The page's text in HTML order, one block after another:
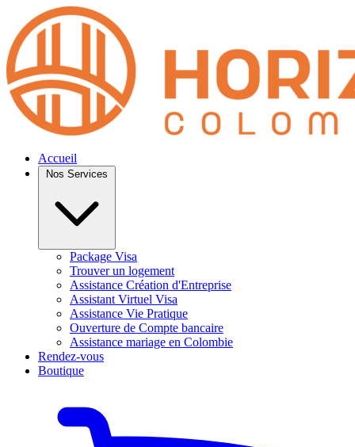
Accueil
Nos Services
Package Visa
Trouver un logement
Assistance Création d'Entreprise
Assistant Virtuel Visa
Assistance Vie Pratique
Ouverture de Compte bancaire
Assistance mariage en Colombie
Rendez-vous
Boutique